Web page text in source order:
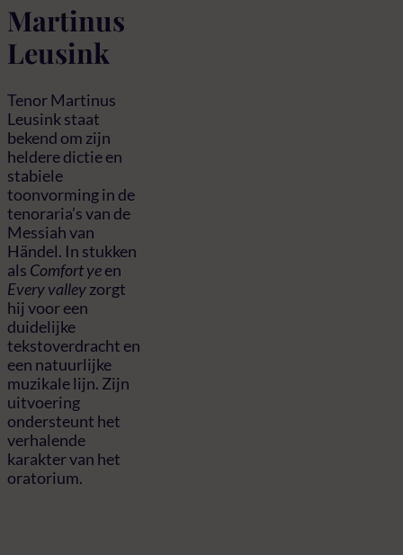
Martinus
Leusink
Tenor Martinus
Leusink staat
bekend om zijn
heldere dictie en
stabiele
toonvorming in de
tenoraria’s van de
Messiah van
Händel. In stukken
als Comfort yeen
Every valleyzorgt
hij voor een
duidelijke
tekstoverdracht en
een natuurlijke
muzikale lijn. Zijn
uitvoering
ondersteunt het
verhalende
karakter van het
oratorium.